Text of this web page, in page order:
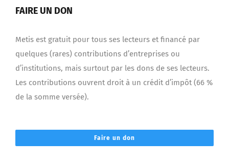
FAIRE UN DON
Metis est gratuit pour tous ses lecteurs et financé par
quelques (rares) contributions d’entreprises ou
d’institutions, mais surtout par les dons de ses lecteurs.
Les contributions ouvrent droit à un crédit d’impôt (66 %
de la somme versée).
Faire un don